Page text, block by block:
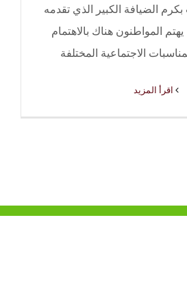
الضيافة الكبير الذي تقدمه
المواطنون هناك بالاهتمام
الاجتماعية المختلفة
‫اقرأ المزيد